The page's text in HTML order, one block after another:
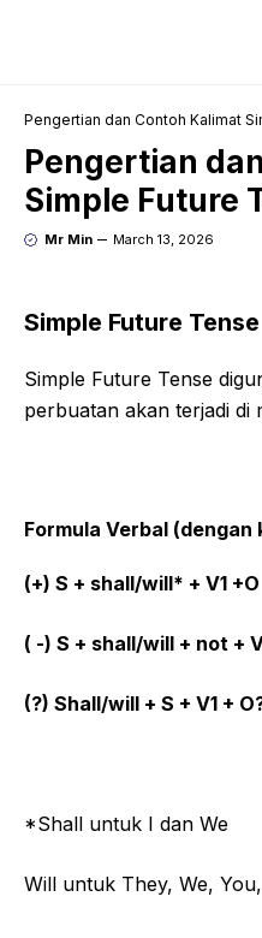
Pengertian dan Contoh Kalimat
Pengertian
Simple Future
Mr Min March 13, 2026
Simple Future Tense
Simple Future Tense
perbuatan akan terjadi di
Formula Verbal (dengan
(+) S + shall/will* + V1 +O
( -) S + shall/will + not +
(?) Shall/will + S + V1 +
*Shall untuk I dan We
Will untuk They, We,